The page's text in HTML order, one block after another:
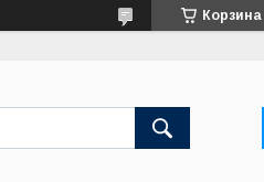
Корзина